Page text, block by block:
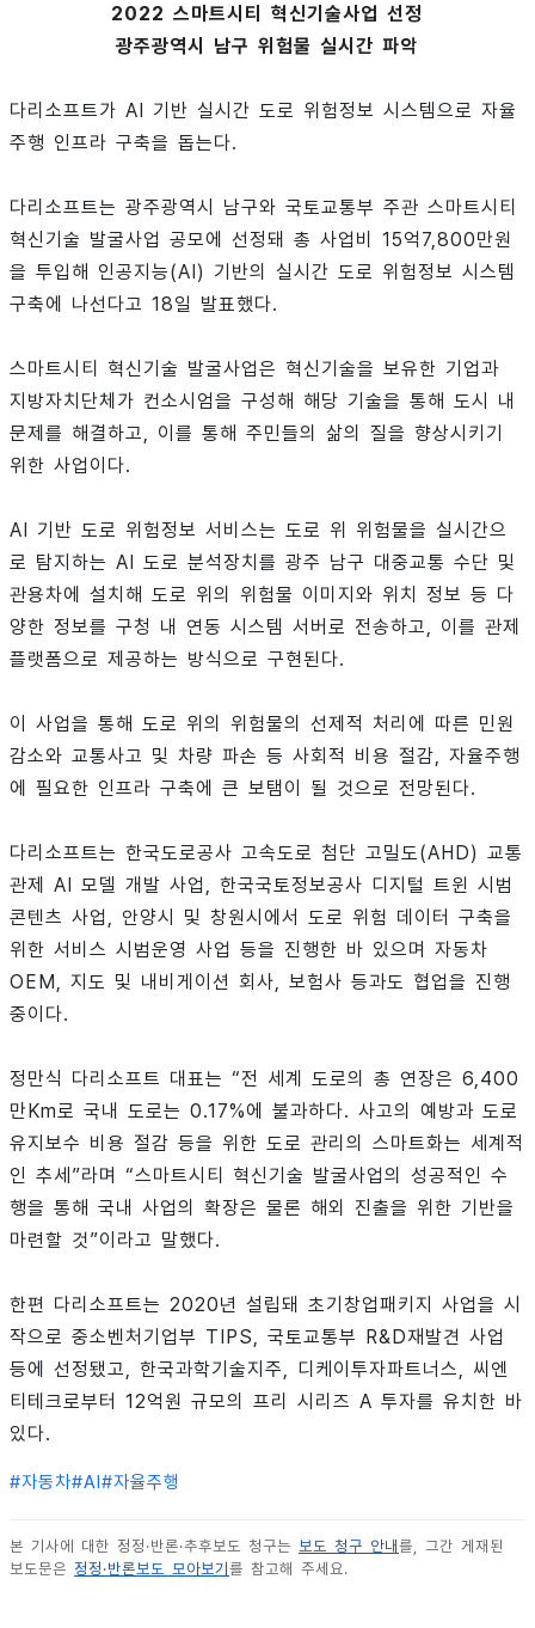
2022 스마트시티 혁신기술사업 선정
광주광역시 남구 위험물 실시간 파악
다리소프트가 AI 기반 실시간 도로 위험정보 시스템으로 자율
주행 인프라 구축을 돕는다.
다리소프트는 광주광역시 남구와 국토교통부 주관 스마트시티
혁신기술 발굴사업 공모에 선정돼 총 사업비 15억7,800만원
을 투입해 인공지능(AI) 기반의 실시간 도로 위험정보 시스템
구축에 나선다고 18일 발표했다.
스마트시티 혁신기술 발굴사업은 혁신기술을 보유한 기업과
지방자치단체가 컨소시엄을 구성해 해당 기술을 통해 도시 내
문제를 해결하고, 이를 통해 주민들의 삶의 질을 향상시키기
위한 사업이다.
AI 기반 도로 위험정보 서비스는 도로 위 위험물을 실시간으
로 탐지하는 AI 도로 분석장치를 광주 남구 대중교통 수단 및
관용차에 설치해 도로 위의 위험물 이미지와 위치 정보 등 다
양한 정보를 구청 내 연동 시스템 서버로 전송하고, 이를 관제
플랫폼으로 제공하는 방식으로 구현된다.
이 사업을 통해 도로 위의 위험물의 선제적 처리에 따른 민원
감소와 교통사고 및 차량 파손 등 사회적 비용 절감, 자율주행
에 필요한 인프라 구축에 큰 보탬이 될 것으로 전망된다.
다리소프트는 한국도로공사 고속도로 첨단 고밀도(AHD) 교통
관제 AI 모델 개발 사업, 한국국토정보공사 디지털 트윈 시범
콘텐츠 사업, 안양시 및 창원시에서 도로 위험 데이터 구축을
위한 서비스 시범운영 사업 등을 진행한 바 있으며 자동차
OEM, 지도 및 내비게이션 회사, 보험사 등과도 협업을 진행
중이다.
정만식 다리소프트 대표는 “전 세계 도로의 총 연장은 6,400
만Km로 국내 도로는 0.17%에 불과하다. 사고의 예방과 도로
유지보수 비용 절감 등을 위한 도로 관리의 스마트화는 세계적
인 추세”라며 “스마트시티 혁신기술 발굴사업의 성공적인 수
행을 통해 국내 사업의 확장은 물론 해외 진출을 위한 기반을
마련할 것”이라고 말했다.
한편 다리소프트는 2020년 설립돼 초기창업패키지 사업을 시
작으로 중소벤처기업부 TIPS, 국토교통부 R&D재발견 사업
등에 선정됐고, 한국과학기술지주, 디케이투자파트너스, 씨엔
티테크로부터 12억원 규모의 프리 시리즈 A 투자를 유치한 바
있다.
#자동차#AI#자율주행
본 기사에 대한 정정·반론·추후보도 청구는 보도 청구 안내 를, 그간 게재된
보도문은 정정·반론보도 모아보기 를 참고해 주세요.